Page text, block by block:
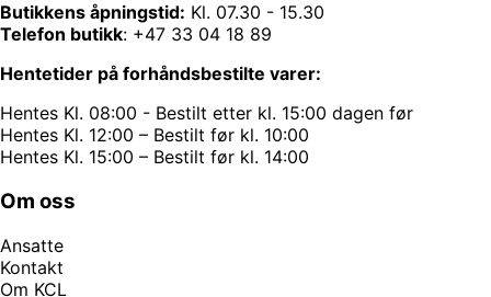
Butikkens åpningstid: Kl. 07.30 - 15.30
Telefon butikk: +47 33 04 18 89
Hentetider på forhåndsbestilte varer:
Hentes Kl. 08:00 - Bestilt etter kl. 15:00 dagen før
Hentes Kl. 12:00 – Bestilt før kl. 10:00
Hentes Kl. 15:00 – Bestilt før kl. 14:00
Om oss
Ansatte
Kontakt
Om KCL